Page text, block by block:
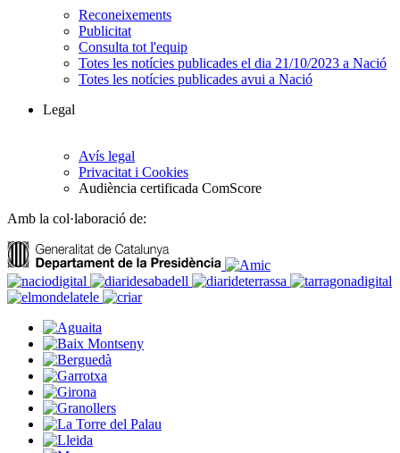
Reconeixements
Publicitat
Consulta tot l'equip
Totes les notícies publicades el dia 21/10/2023 a Nació
Totes les notícies publicades avui a Nació
Legal
Avís legal
Privacitat i Cookies
Audiència certificada ComScore
Amb la col·laboració de: